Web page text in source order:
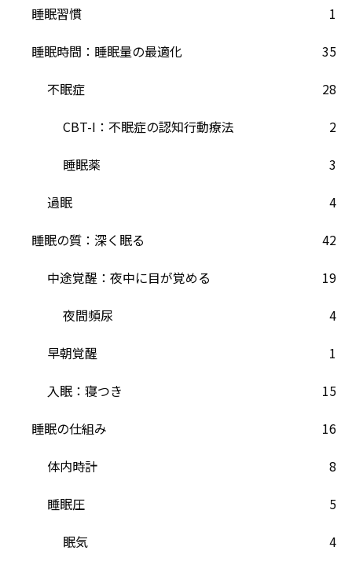
睡眠習慣
1
睡眠時間：睡眠量の最適化
35
不眠症
28
CBT-I：不眠症の認知行動療法
2
睡眠薬
3
過眠
4
睡眠の質：深く眠る
42
中途覚醒：夜中に目が覚める
19
夜間頻尿
4
早朝覚醒
1
入眠：寝つき
15
睡眠の仕組み
16
体内時計
8
睡眠圧
5
眠気
4